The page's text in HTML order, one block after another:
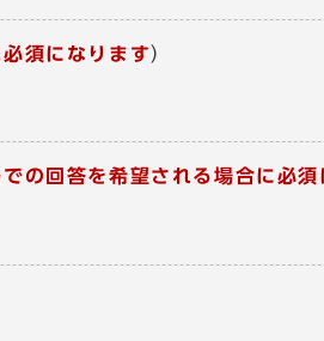
須になります）
の回答を希望される場合に必須